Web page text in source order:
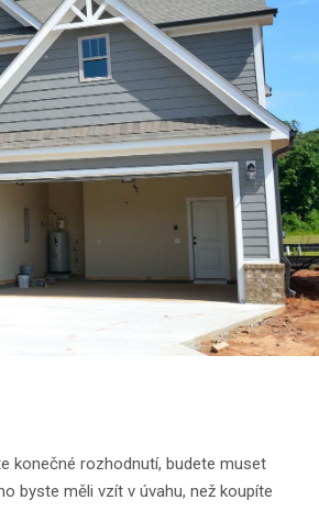
konečné rozhodnutí, budete muset
byste měli vzít v úvahu, než koupíte